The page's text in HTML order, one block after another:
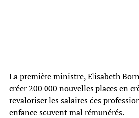
La première ministre, Elisabeth
créer 200 000 nouvelles places en
revaloriser les salaires des
enfance souvent mal rémunérés.